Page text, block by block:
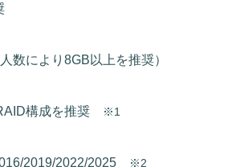
により8GB以上を推奨）
構成を推奨
※1
2019/2022/2025
※2